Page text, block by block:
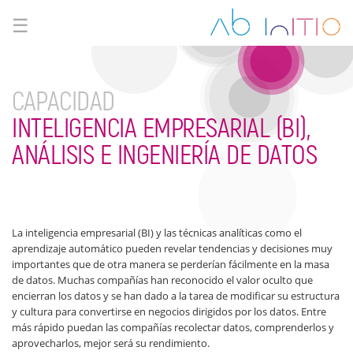
☰
CAPACIDAD
INTELIGENCIA EMPRESARIAL (BI),
ANÁLISIS E INGENIERÍA DE DATOS
La inteligencia empresarial (BI) y las técnicas analíticas como el
aprendizaje automático pueden revelar tendencias y decisiones muy
importantes que de otra manera se perderían fácilmente en la masa
de datos. Muchas compañías han reconocido el valor oculto que
encierran los datos y se han dado a la tarea de modificar su estructura
y cultura para convertirse en negocios dirigidos por los datos. Entre
más rápido puedan las compañías recolectar datos, comprenderlos y
aprovecharlos, mejor será su rendimiento.